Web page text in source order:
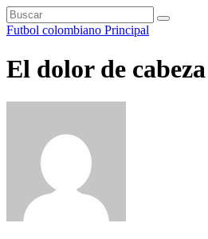
Futbol colombiano Principal
El dolor de